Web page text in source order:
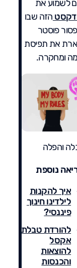
לשמוע את
הזה שבו
פוסטר
את תפיסת
ומחקרה.
והפלה
נוספת
איך להקנות
לילדינו חינוך
פיננסי?
להורדת טבלת
אקסל
להוצאות
והכנסות